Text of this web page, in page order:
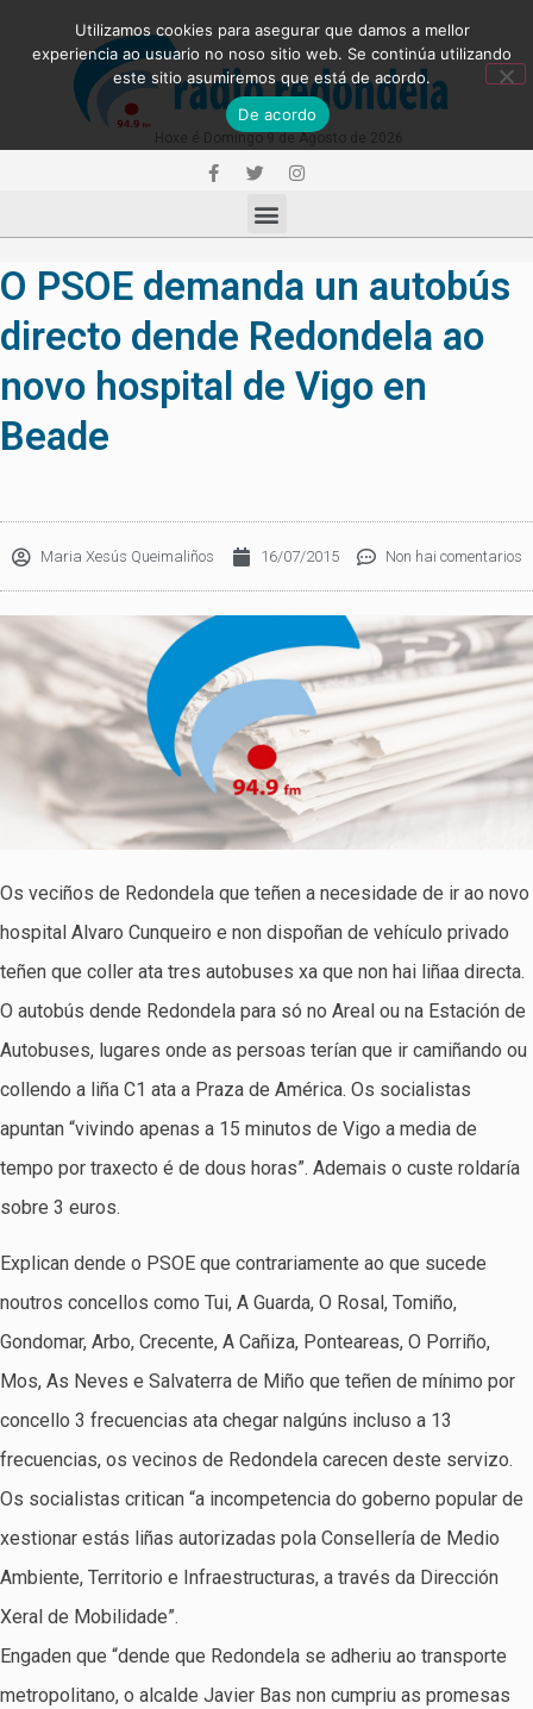
O PSOE demanda un autobús
directo dende Redondela ao
novo hospital de Vigo en
Beade
Maria Xesús Queimaliños 16/07/2015 Non hai comentarios
Os veciños de Redondela que teñen a necesidade de ir ao novo
hospital Alvaro Cunqueiro e non dispoñan de vehículo privado
teñen que coller ata tres autobuses xa que non hai liñaa directa.
O autobús dende Redondela para só no Areal ou na Estación de
Autobuses, lugares onde as persoas terían que ir camiñando ou
collendo a liña C1 ata a Praza de América. Os socialistas
apuntan “vivindo apenas a 15 minutos de Vigo a media de
tempo por traxecto é de dous horas”. Ademais o custe roldaría
sobre 3 euros.
Explican dende o PSOE que contrariamente ao que sucede
noutros concellos como Tui, A Guarda, O Rosal, Tomiño,
Gondomar, Arbo, Crecente, A Cañiza, Ponteareas, O Porriño,
Mos, As Neves e Salvaterra de Miño que teñen de mínimo por
concello 3 frecuencias ata chegar nalgúns incluso a 13
frecuencias, os vecinos de Redondela carecen deste servizo.
Os socialistas critican “a incompetencia do goberno popular de
xestionar estás liñas autorizadas pola Consellería de Medio
Ambiente, Territorio e Infraestructuras, a través da Dirección
Xeral de Mobilidade”.
Engaden que “dende que Redondela se adheriu ao transporte
metropolitano, o alcalde Javier Bas non cumpriu as promesas
Utilizamos cookies para asegurar que damos a mellor
experiencia ao usuario no noso sitio web. Se continúa utilizando
este sitio asumiremos que está de acordo.
De acordo